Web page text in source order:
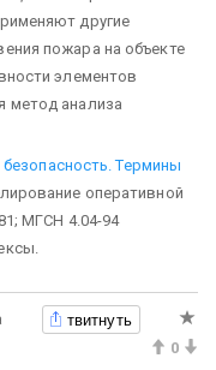
другие
пожара на объекте
элементов
метод анализа
Термины
оперативной
МГСН 4.04-94
твитнуть
0